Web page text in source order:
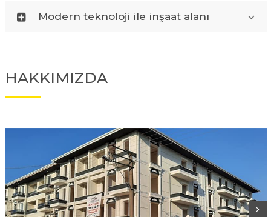
Modern teknoloji ile inşaat alanı
HAKKIMIZDA